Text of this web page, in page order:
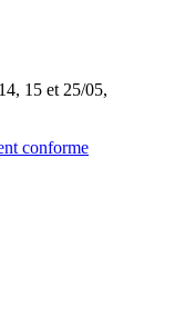
15 et 25/05,
conforme